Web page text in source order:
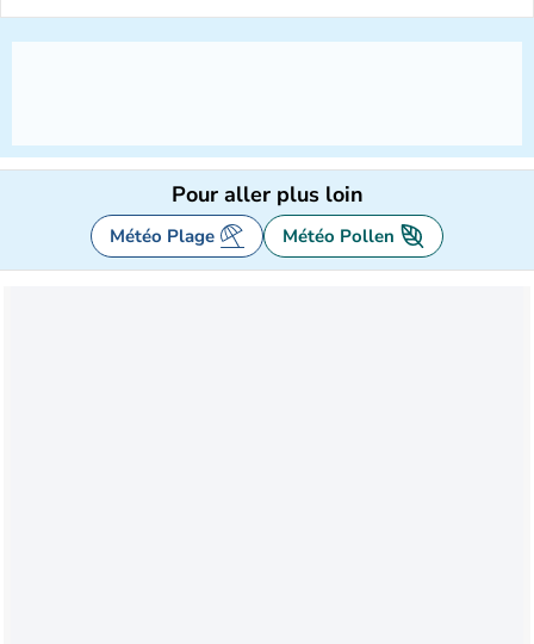
Pour aller plus loin
Météo Plage Météo Pollen